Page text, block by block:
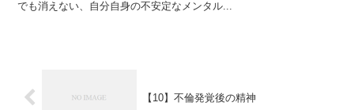
でも消えない、自分自身の不安定なメンタル...
【10】不倫発覚後の精神